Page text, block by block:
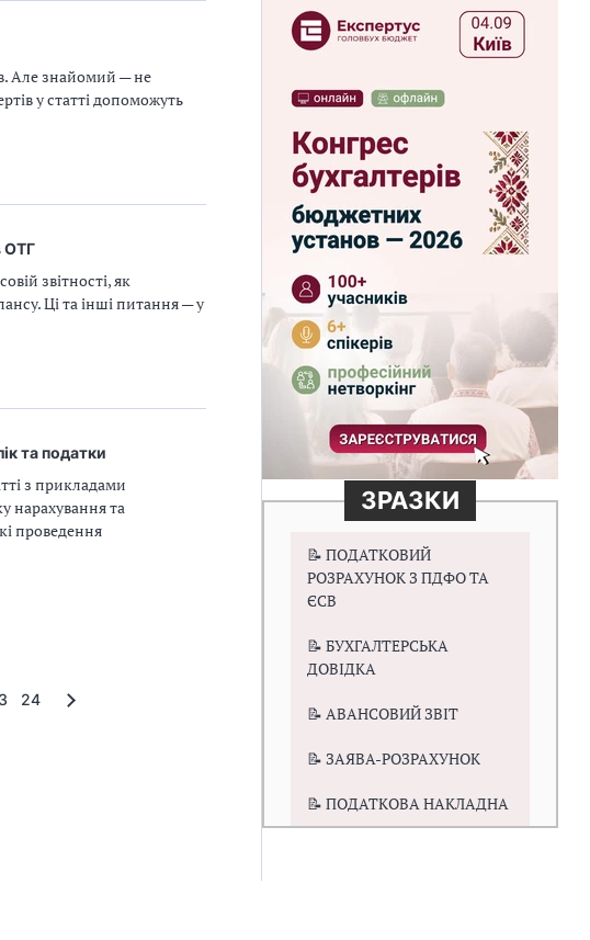
Але знайомий — не
у статті допоможуть
ОТГ
звітності, як
Ці та інші питання — у
та податки
з прикладами
нарахування та
проведення
24
ЗРАЗКИ
📝 ПОДАТКОВИЙ
РОЗРАХУНОК З ПДФО ТА
ЄСВ
📝 БУХГАЛТЕРСЬКА
ДОВІДКА
📝 АВАНСОВИЙ ЗВІТ
📝 ЗАЯВА-РОЗРАХУНОК
📝 ПОДАТКОВА НАКЛАДНА